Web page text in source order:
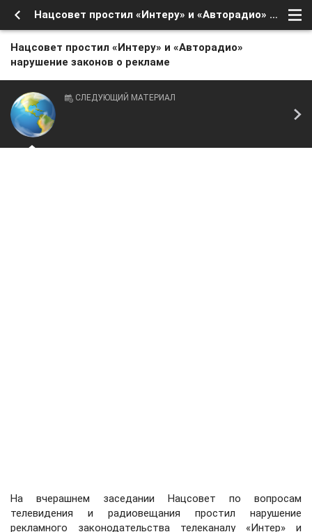
Нацсовет простил «Интеру» и «Авторадио» нарушение законов о рекламе
Нацсовет простил «Интеру» и «Авторадио»
нарушение законов о рекламе
СЛЕДУЮЩИЙ МАТЕРИАЛ
На вчерашнем заседании Нацсовет по вопросам
телевидения и радиовещания простил нарушение
рекламного законодательства телеканалу «Интер» и